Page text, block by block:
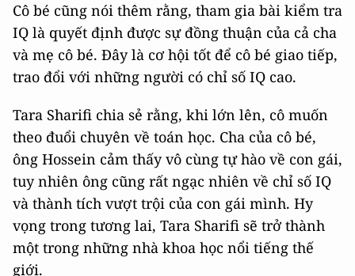
Cô bé cũng nói thêm rằng, tham gia bài kiểm tra
IQ là quyết định được sự đồng thuận của cả cha
và mẹ cô bé. Đây là cơ hội tốt để cô bé giao tiếp,
trao đổi với những người có chỉ số IQ cao.
Tara Sharifi chia sẻ rằng, khi lớn lên, cô muốn
theo đuổi chuyên về toán học. Cha của cô bé,
ông Hossein cảm thấy vô cùng tự hào về con gái,
tuy nhiên ông cũng rất ngạc nhiên về chỉ số IQ
và thành tích vượt trội của con gái mình. Hy
vọng trong tương lai, Tara Sharifi sẽ trở thành
một trong những nhà khoa học nổi tiếng thế
giới.